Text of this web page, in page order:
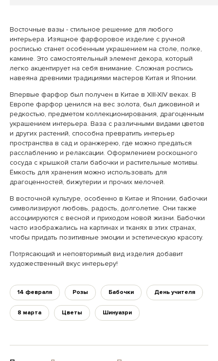
Восточные вазы - стильное решение для любого
интерьера. Изящное фарфоровое изделие с ручной
росписью станет особенным украшением на столе, полке,
камине. Это самостоятельный элемент декора, который
легко акцентирует на себя внимание. Сложная роспись
навеяна древними традициями мастеров Китая и Японии.
Впервые фарфор был получен в Китае в XIII-XIV веках. В
Европе фарфор ценился на вес золота, был диковиной и
редкостью, предметом коллекционирования, драгоценным
украшением интерьера. Ваза с различными видами цветов
и других растений, способна превратить интерьер
пространства в сад и оранжерею, где можно предаться
расслаблению и релаксации. Оформлением роскошного
сосуда с крышкой стали бабочки и растительные мотивы.
Ёмкость для хранения можно использовать для
драгоценностей, бижутерии и прочих мелочей.
В восточной культуре, особенно в Китае и Японии, бабочки
символизируют любовь, радость, долголетие. Они также
ассоциируются с весной и приходом новой жизни. Бабочки
часто изображались на картинах и тканях в этих странах,
чтобы придать позитивные эмоции и эстетическую красоту.
Потрясающий и неповторимый вид изделия добавит
художественный вкус интерьеру!
14 февраля Розы Бабочки День учителя
8 марта Цветы Шинуазри